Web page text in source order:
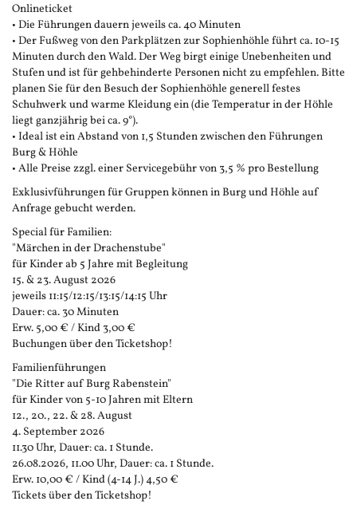
Onlineticket
• Die Führungen dauern jeweils ca. 40 Minuten
• Der Fußweg von den Parkplätzen zur Sophienhöhle führt ca. 10-15
Minuten durch den Wald. Der Weg birgt einige Unebenheiten und
Stufen und ist für gehbehinderte Personen nicht zu empfehlen. Bitte
planen Sie für den Besuch der Sophienhöhle generell festes
Schuhwerk und warme Kleidung ein (die Temperatur in der Höhle
liegt ganzjährig bei ca. 9°).
• Ideal ist ein Abstand von 1,5 Stunden zwischen den Führungen
Burg & Höhle
• Alle Preise zzgl. einer Servicegebühr von 3,5 % pro Bestellung
Exklusivführungen für Gruppen können in Burg und Höhle auf
Anfrage gebucht werden.
Special für Familien:
"Märchen in der Drachenstube"
für Kinder ab 5 Jahre mit Begleitung
15. & 23. August 2026
jeweils 11:15/12:15/13:15/14:15 Uhr
Dauer: ca. 30 Minuten
Erw. 5,00 € / Kind 3,00 €
Buchungen über den Ticketshop!
Familienführungen
"Die Ritter auf Burg Rabenstein"
für Kinder von 5-10 Jahren mit Eltern
12., 20., 22. & 28. August
4. September 2026
11.30 Uhr, Dauer: ca. 1 Stunde.
26.08.2026, 11.00 Uhr, Dauer: ca. 1 Stunde.
Erw. 10,00 € / Kind (4-14 J.) 4,50 €
Tickets über den Ticketshop!